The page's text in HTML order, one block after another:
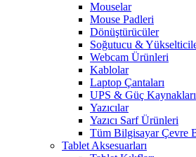
Mouselar
Mouse Padleri
Dönüştürücüler
Soğutucu &
Webcam Ürünleri
Kablolar
Laptop Çantaları
UPS & Güç Kaynakları
Yazıcılar
Yazıcı Sarf Ürünleri
Tüm Bilgisayar Çevre
Tablet Aksesuarları